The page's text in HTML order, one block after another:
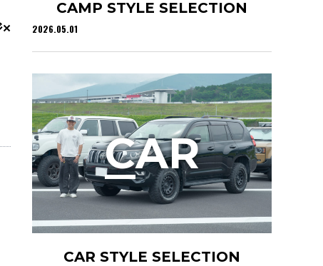
×
CAMP STYLE SELECTION
2026.05.01
CAR STYLE SELECTION
CAR